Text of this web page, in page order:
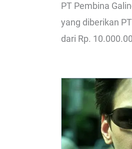
PT Pembina
yang diberikan
dari Rp.